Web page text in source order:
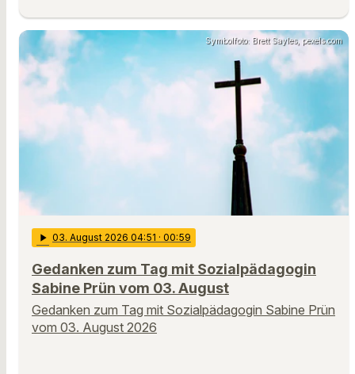
Symbolfoto: Brett Sayles, pexels.com
play_arrow 03. August 2026 04:51 · 00:59
Gedanken zum Tag mit Sozialpädagogin
Sabine Prün vom 03. August
Gedanken zum Tag mit Sozialpädagogin Sabine Prün
vom 03. August 2026